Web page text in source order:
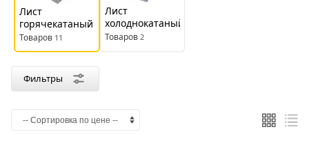
Лист
горячекатаный
Товаров 11
Лист
холоднокатаный
Товаров 2
Фильтры
руб.
—
Производитель
Северсталь